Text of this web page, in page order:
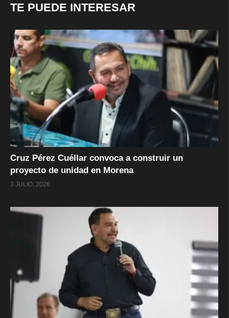
TE PUEDE INTERESAR
Cruz Pérez Cuéllar convoca a construir un
proyecto de unidad en Morena
3 JULIO, 2026